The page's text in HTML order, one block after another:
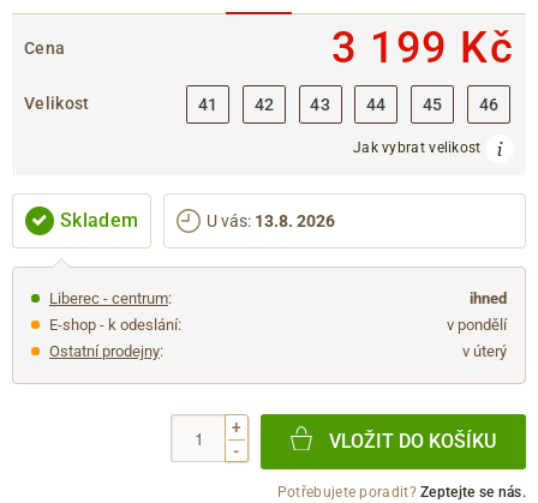
Cena 3 199 Kč
Velikost 41 42 43 44 45 46
Jak vybrat velikost
Skladem U vás: 13.8. 2026
Liberec - centrum:
ihned
E-shop - k odeslání:
v pondělí
Ostatní prodejny: v úterý
+
-
VLOŽIT DO KOŠÍKU
Potřebujete poradit?Zeptejte se nás.